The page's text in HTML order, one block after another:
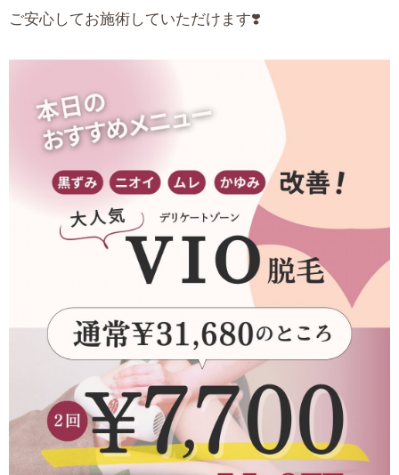
ご安心してお施術していただけます❣️